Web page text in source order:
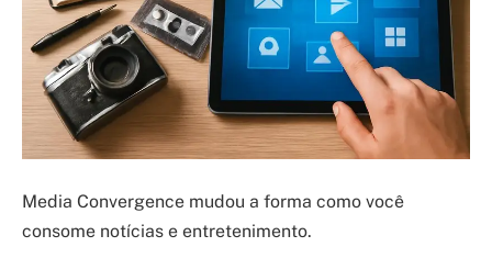
Media Convergence mudou a forma como você
consome notícias e entretenimento.